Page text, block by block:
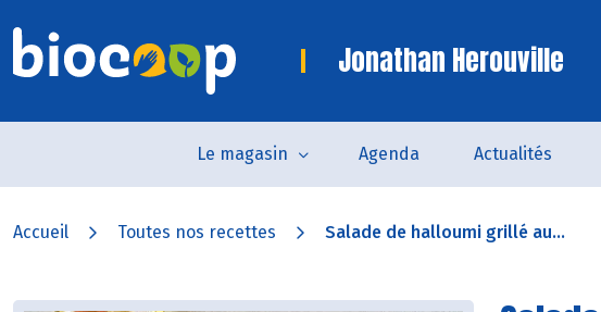
Jonathan Herouville
Le magasin Agenda Actualités
Accueil Toutes nos recettes Salade de halloumi grillé au...